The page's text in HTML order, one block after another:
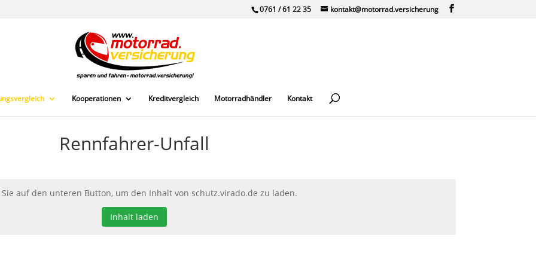
0761 / 61 22 35 kontakt@motorrad.versicherung
Kooperationen Kreditvergleich Motorradhändler Kontakt
Rennfahrer-Unfall
Sie auf den unteren Button, um den Inhalt von schutz.virado.de zu laden.
Inhalt laden